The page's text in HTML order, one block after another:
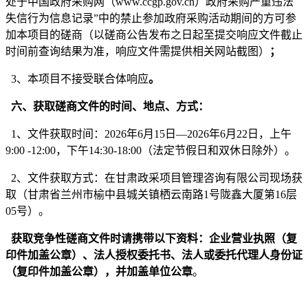
失信行为信息记录”中的禁止参加政府采购活动期间的方可参
加本项目的磋商（以磋商公告发布之日起至提交响应文件截止
时间前查询结果为准，响应文件需提供相关网站截图）
；
3、本项目不接受联合体响应。
六、获取磋商文件的时间、地点、方式：
1、文件获取时间： 2026年6月 15 日 —2026年6月 22 日 ，上午
9:00 -12:00，下午14:30-18:00（法定节假日和双休日除外）。
2、文件获取方式： 在甘肃政采项目管理咨询有限公司现场获
取（甘肃省兰州市榆中县城关镇栖云南路1号陇鑫大厦第16层
05号）。
获取竞争性磋商文件时请携带以下资料：企业营业执照（复
印件加盖公章）、法人授权委托书、法人或委托代理人身份证
（复印件加盖公章），并加盖单位公章。